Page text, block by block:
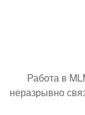
Работа в
неразрывно